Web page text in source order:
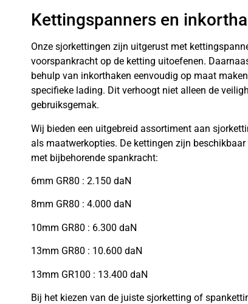
Kettingspanners en
Onze sjorkettingen zijn uitgerust met
voorspankracht op de ketting uitoefenen.
behulp van inkorthaken eenvoudig op maat
specifieke lading. Dit verhoogt niet alleen de
gebruiksgemak.
Wij bieden een uitgebreid assortiment aan
als maatwerkopties. De kettingen zijn
met bijbehorende spankracht:
6mm GR80 : 2.150 daN
8mm GR80 : 4.000 daN
10mm GR80 : 6.300 daN
13mm GR80 : 10.600 daN
13mm GR100 : 13.400 daN
Bij het kiezen van de juiste sjorketting of